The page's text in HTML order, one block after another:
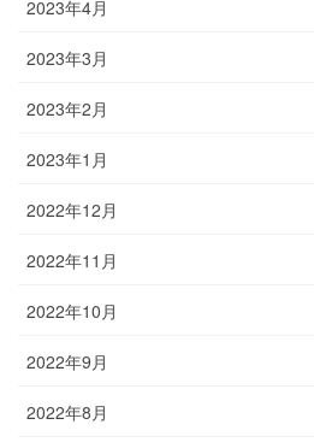
2023年4月
2023年3月
2023年2月
2023年1月
2022年12月
2022年11月
2022年10月
2022年9月
2022年8月